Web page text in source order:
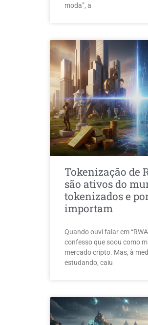
moda”, a
Tokenização de
são ativos do
tokenizados e
importam
Quando ouvi falar em
confesso que soou como
mercado cripto. Mas, à
estudando, caiu